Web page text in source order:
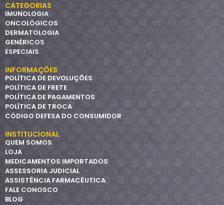
CATEGORIAS
IMUNOLOGIA
ONCOLÓGICOS
DERMATOLOGIA
GENÉRICOS
ESPECIAIS
INFORMAÇÕES
POLÍTICA DE DEVOLUÇÕES
POLÍTICA DE FRETE
POLÍTICA DE PAGAMENTOS
POLÍTICA DE TROCA
CÓDIGO DEFESA DO CONSUMIDOR
INSTITUCIONAL
QUEM SOMOS
LOJA
MEDICAMENTOS IMPORTADOS
ASSESSORIA JUDICIAL
ASSISTÊNCIA FARMACÊUTICA
FALE CONOSCO
BLOG